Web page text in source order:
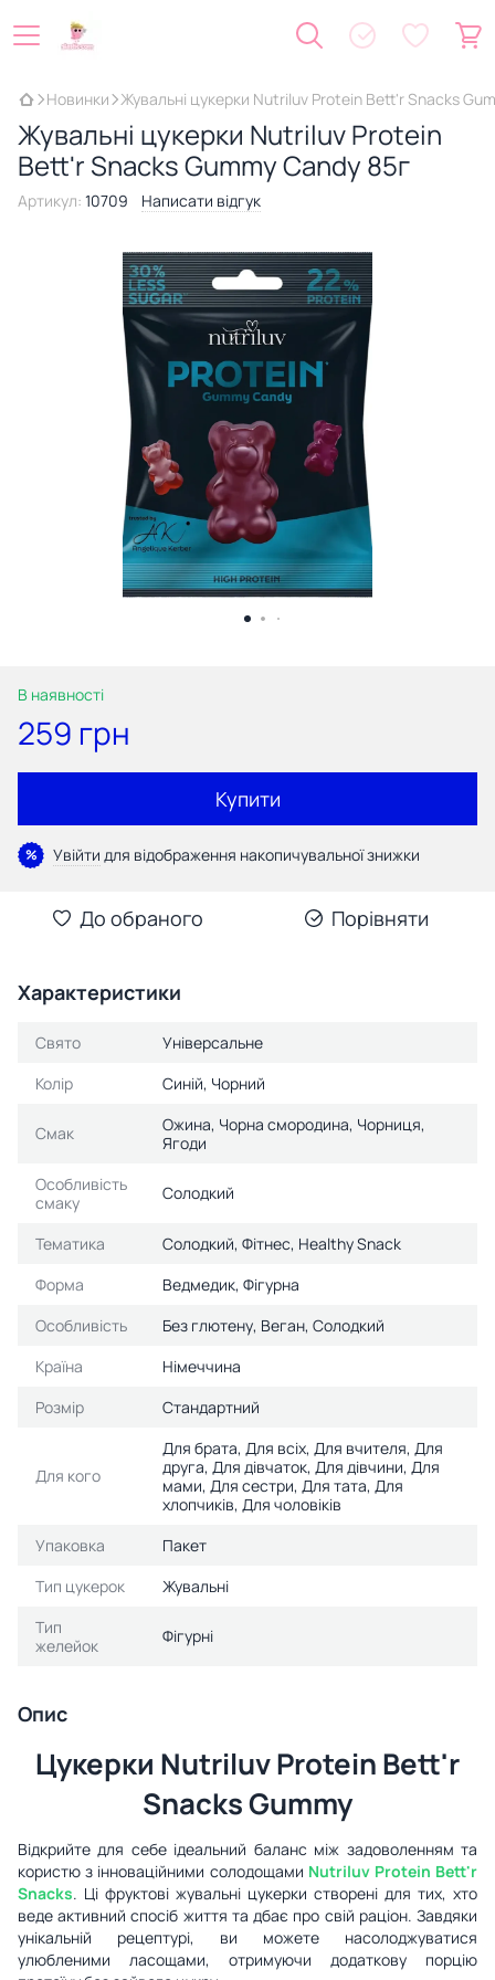
Новинки Жувальні цукерки Nutriluv Protein Bett'r Snacks
Жувальні цукерки Nutriluv Protein
Bett'r Snacks Gummy Candy 85г
Артикул: 10709 Написати відгук
В наявності
259 грн
Купити
% Увійти для відображення накопичувальної знижки
До обраного Порівняти
Характеристики
Свято
Універсальне
Колір
Синій, Чорний
Смак
Ожина, Чорна смородина, Чорниця,
Ягоди
Особливість
смаку
Солодкий
Тематика
Солодкий, Фітнес, Healthy Snack
Форма
Ведмедик, Фігурна
Особливість
Без глютену, Веган, Солодкий
Країна
Німеччина
Розмір
Стандартний
Для кого
Для брата, Для всіх, Для вчителя, Для
друга, Для дівчаток, Для дівчини, Для
мами, Для сестри, Для тата, Для
хлопчиків, Для чоловіків
Упаковка
Пакет
Тип цукерок
Жувальні
Тип
желейок
Фігурні
Опис
Цукерки Nutriluv Protein Bett'r
Snacks Gummy
Відкрийте для себе ідеальний баланс між задоволенням та
користю з інноваційними солодощами Nutriluv Protein Bett'r
Snacks. Ці фруктові жувальні цукерки створені для тих, хто
веде активний спосіб життя та дбає про свій раціон. Завдяки
унікальній рецептурі, ви можете насолоджуватися
улюбленими ласощами, отримуючи додаткову порцію